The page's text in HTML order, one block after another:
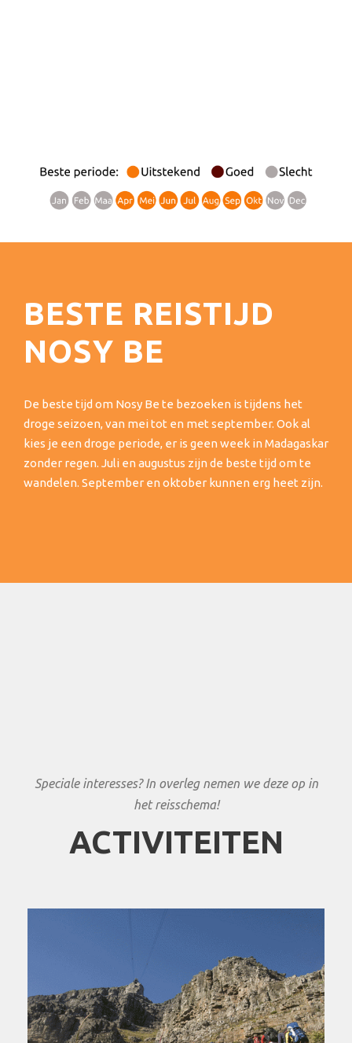
BESTE REISTIJD
NOSY BE
De beste tijd om Nosy Be te bezoeken is tijdens het
droge seizoen, van mei tot en met september. Ook al
kies je een droge periode, er is geen week in Madagaskar
zonder regen. Juli en augustus zijn de beste tijd om te
wandelen. September en oktober kunnen erg heet zijn.
Speciale interesses? In overleg nemen we deze op in
het reisschema!
ACTIVITEITEN